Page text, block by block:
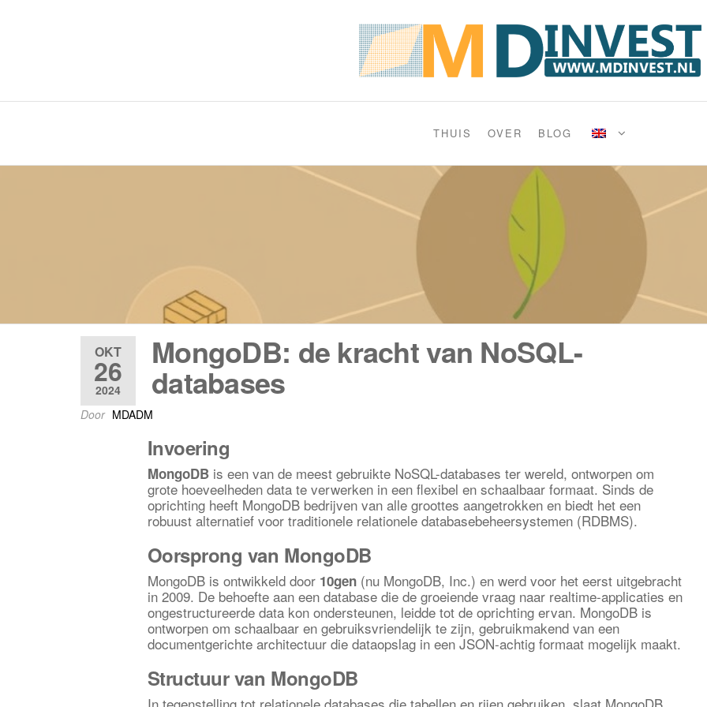
THUIS OVER BLOG
OKT
26
2024
MongoDB: de kracht van NoSQL-
databases
Door MDADM
Invoering
MongoDBis een van de meest gebruikte NoSQL-databases ter wereld, ontworpen om
grote hoeveelheden data te verwerken in een flexibel en schaalbaar formaat. Sinds de
oprichting heeft MongoDB bedrijven van alle groottes aangetrokken en biedt het een
robuust alternatief voor traditionele relationele databasebeheersystemen (RDBMS).
Oorsprong van MongoDB
MongoDB is ontwikkeld door 10gen(nu MongoDB, Inc.) en werd voor het eerst uitgebracht
in 2009. De behoefte aan een database die de groeiende vraag naar realtime-applicaties en
ongestructureerde data kon ondersteunen, leidde tot de oprichting ervan. MongoDB is
ontworpen om schaalbaar en gebruiksvriendelijk te zijn, gebruikmakend van een
documentgerichte architectuur die dataopslag in een JSON-achtig formaat mogelijk maakt.
Structuur van MongoDB